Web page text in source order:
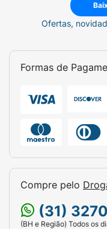
Ofertas,
Formas de
Compre pelo
(31)
(BH e Região) Todos os